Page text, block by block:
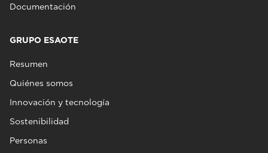
Documentación
GRUPO ESAOTE
Resumen
Quiénes somos
Innovación y tecnología
Sostenibilidad
Personas